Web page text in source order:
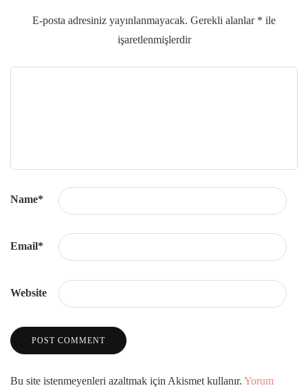
E-posta adresiniz yayınlanmayacak. Gerekli alanlar * ile
işaretlenmişlerdir
Name*
Email*
Website
Bu site istenmeyenleri azaltmak için Akismet kullanır. Yorum